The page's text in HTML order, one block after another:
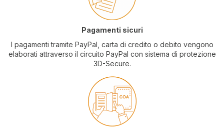
Pagamenti sicuri
I pagamenti tramite PayPal, carta di credito o debito vengono
elaborati attraverso il circuito PayPal con sistema di protezione
3D-Secure.